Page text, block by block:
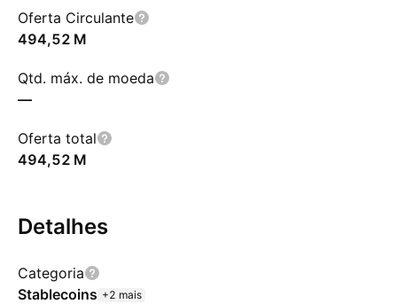
Oferta Circulante
‪494,52 M‬
Qtd. máx. de moeda
—
Oferta total
‪494,52 M‬
Detalhes
Categoria
Stablecoins +2 mais